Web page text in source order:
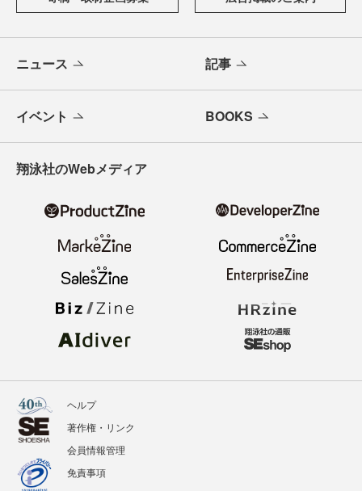
ニュース 記事
イベント BOOKS
翔泳社のWebメディア
ヘルプ
著作権・リンク
会員情報管理
免責事項